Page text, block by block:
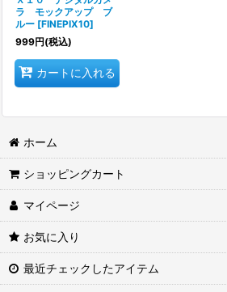
ラ モックアップ ブ
ルー [FINEPIX10]
999円(税込)
カートに入れる
ホーム
ショッピングカート
マイページ
お気に入り
最近チェックしたアイテム